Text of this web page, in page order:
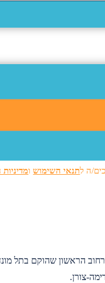
ה לתנאי השימושו
הוכרזה כמועצה מקומית בשנת 1954, ובה חיים כיו כ-12,000
צורן.